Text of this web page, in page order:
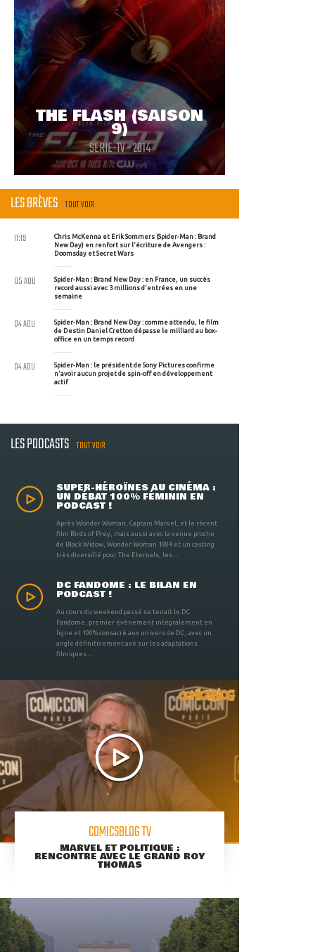
THE FLASH (SAISON
9)
SERIE-TV - 2014
LES BRÈVES TOUT VOIR
Chris McKenna et Erik Sommers (Spider-Man : Brand
New Day) en renfort sur l'écriture de Avengers :
Doomsday et Secret Wars
11:19
Spider-Man : Brand New Day : en France, un succès
record aussi avec 3 millions d'entrées en une
semaine
05 AOU
Spider-Man : Brand New Day : comme attendu, le film
de Destin Daniel Cretton dépasse le milliard au box-
office en un temps record
04 AOU
Spider-Man : le président de Sony Pictures confirme
n'avoir aucun projet de spin-off en développement
actif
04 AOU
LES PODCASTS TOUT VOIR
SUPER-HÉROÏNES AU CINÉMA :
UN DÉBAT 100% FÉMININ EN
PODCAST !
Après Wonder Woman, Captain Marvel, et le récent
film Birds of Prey, mais aussi avec la venue proche
de Black Widow, Wonder Woman 1984 et un casting
très diversifié pour The Eternals, les ...
DC FANDOME : LE BILAN EN
PODCAST !
Au cours du weekend passé se tenait le DC
Fandome, premier évènement intégralement en
ligne et 100% consacré aux univers de DC, avec un
angle définitivement axé sur les adaptations
filmiques ...
COMICSBLOG TV
MARVEL ET POLITIQUE :
RENCONTRE AVEC LE GRAND ROY
THOMAS